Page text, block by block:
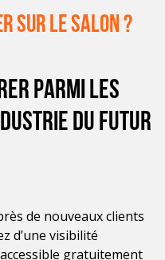
sur le salon ?
parmi les
du futur
de nouveaux clients
d’une visibilité
gratuitement